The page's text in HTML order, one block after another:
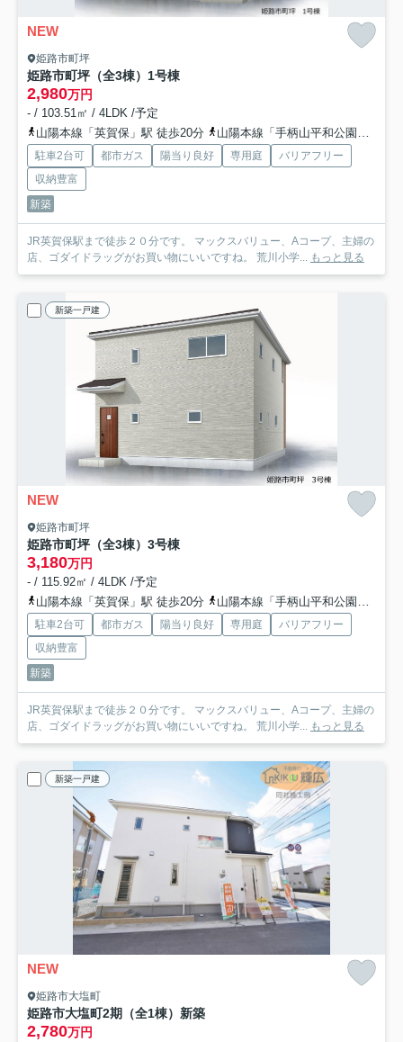
NEW
姫路市町坪
姫路市町坪（全3棟）1号棟
2,980万円
- / 103.51㎡ / 4LDK /予定
山陽本線「英賀保」駅 徒歩20分
山陽本線「手柄山平和公園」駅 徒歩22分
駐車2台可 都市ガス 陽当り良好 専用庭
バリアフリー
収納豊富
新築
JR英賀保駅まで徒歩２０分です。 マックスバリュー、Aコープ、主婦の
店、ゴダイドラッグがお買い物にいいですね。 荒川小学... もっと見る
新築一戸建
NEW
姫路市町坪
姫路市町坪（全3棟）3号棟
3,180万円
- / 115.92㎡ / 4LDK /予定
山陽本線「英賀保」駅 徒歩20分
山陽本線「手柄山平和公園」駅 徒歩22分
駐車2台可 都市ガス 陽当り良好 専用庭
バリアフリー
収納豊富
新築
JR英賀保駅まで徒歩２０分です。 マックスバリュー、Aコープ、主婦の
店、ゴダイドラッグがお買い物にいいですね。 荒川小学... もっと見る
新築一戸建
NEW
姫路市大塩町
姫路市大塩町2期（全1棟）新築
2,780万円